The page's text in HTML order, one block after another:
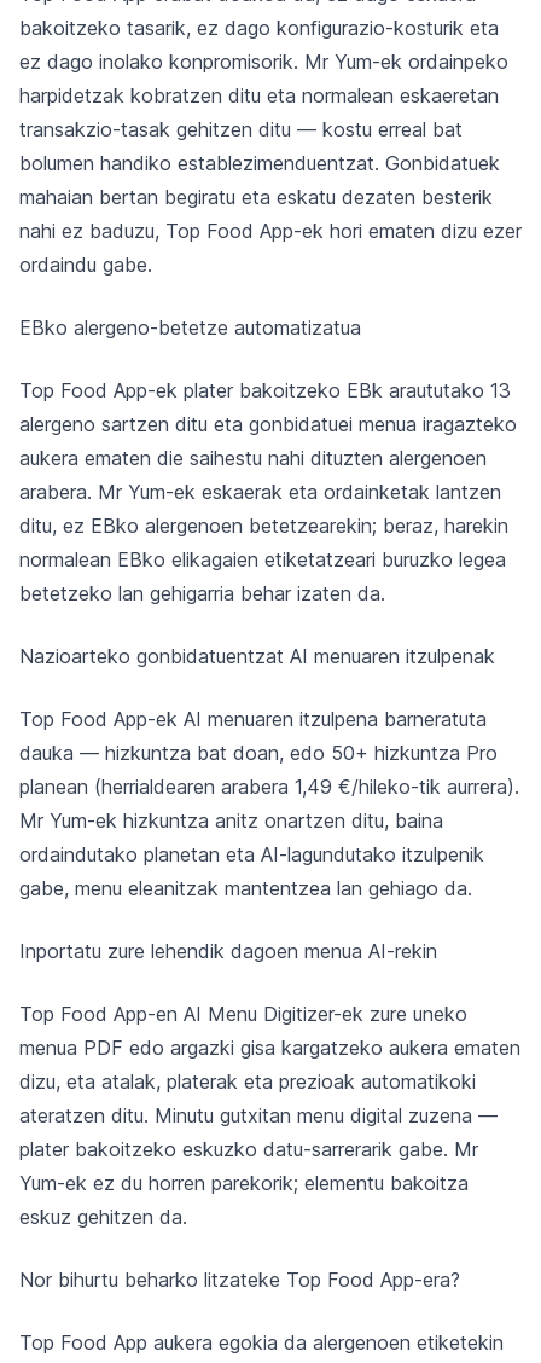
bakoitzeko tasarik, ez dago konfigurazio-kosturik eta
ez dago inolako konpromisorik. Mr Yum-ek ordainpeko
harpidetzak kobratzen ditu eta normalean eskaeretan
transakzio-tasak gehitzen ditu — kostu erreal bat
bolumen handiko establezimenduentzat. Gonbidatuek
mahaian bertan begiratu eta eskatu dezaten besterik
nahi ez baduzu, Top Food App-ek hori ematen dizu ezer
ordaindu gabe.
EBko alergeno-betetze automatizatua
Top Food App-ek plater bakoitzeko EBk araututako 13
alergeno sartzen ditu eta gonbidatuei menua iragazteko
aukera ematen die saihestu nahi dituzten alergenoen
arabera. Mr Yum-ek eskaerak eta ordainketak lantzen
ditu, ez EBko alergenoen betetzearekin; beraz, harekin
normalean EBko elikagaien etiketatzeari buruzko legea
betetzeko lan gehigarria behar izaten da.
Nazioarteko gonbidatuentzat AI menuaren itzulpenak
Top Food App-ek AI menuaren itzulpena barneratuta
dauka — hizkuntza bat doan, edo 50+ hizkuntza Pro
planean (herrialdearen arabera 1,49 €/hileko-tik aurrera).
Mr Yum-ek hizkuntza anitz onartzen ditu, baina
ordaindutako planetan eta AI-lagundutako itzulpenik
gabe, menu eleanitzak mantentzea lan gehiago da.
Inportatu zure lehendik dagoen menua AI-rekin
Top Food App-en AI Menu Digitizer-ek zure uneko
menua PDF edo argazki gisa kargatzeko aukera ematen
dizu, eta atalak, platerak eta prezioak automatikoki
ateratzen ditu. Minutu gutxitan menu digital zuzena —
plater bakoitzeko eskuzko datu-sarrerarik gabe. Mr
Yum-ek ez du horren parekorik; elementu bakoitza
eskuz gehitzen da.
Nor bihurtu beharko litzateke Top Food App-era?
Top Food App aukera egokia da alergenoen etiketekin